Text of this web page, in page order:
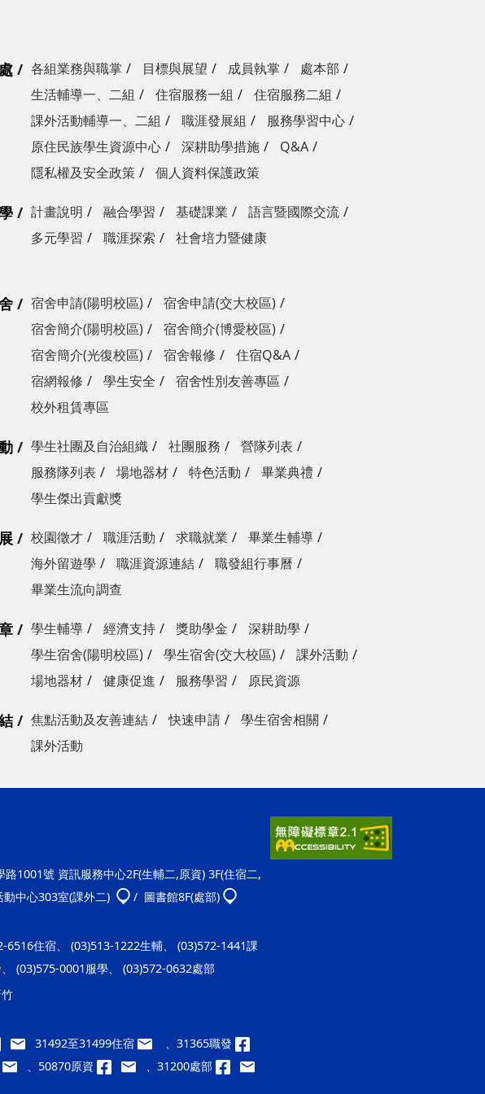
各組業務與職掌 目標與展望 成員執掌
處本部
生活輔導一、二組
住宿服務一組
住宿服務二組
課外活動輔導一、二組
職涯發展組
服務學習中心
原住民族學生資源中心
深耕助學措施
Q&A
隱私權及安全政策
個人資料保護政策
計畫說明 融合學習 基礎課業
語言暨國際交流
多元學習
職涯探索 社會培力暨健康
宿舍申請(陽明校區)
宿舍申請(交大校區)
宿舍簡介(陽明校區)
宿舍簡介(博愛校區)
宿舍簡介(光復校區)
宿舍報修
住宿Q&A
宿網報修
學生安全
宿舍性別友善專區
校外租賃專區
學生社團及自治組織 社團服務
營隊列表
服務隊列表
場地器材 特色活動
畢業典禮
學生傑出貢獻獎
校園徵才 職涯活動 求職就業
畢業生輔導
海外留遊學
職涯資源連結
職發組行事曆
畢業生流向調查
學生輔導 經濟支持 獎助學金
深耕助學
學生宿舍(陽明校區)
學生宿舍(交大校區)
課外活動
場地器材
健康促進 服務學習 原民資源
焦點活動及友善連結 快速申請
學生宿舍相關
課外活動
1001號 資訊服務中心2F(生輔二,原資) 3F(住宿二,
中心303室(課外二)
/ 圖書館8F(處部)
6516住宿、 (03)513-1222生輔、 (03)572-1441課
(03)575-0001服學、 (03)572-0632處部
31492至31499住宿
、31365職發
、50870原資 、31200處部